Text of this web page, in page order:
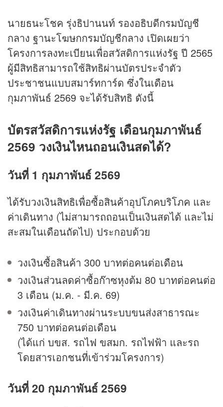
นายธนะโชค รุ่งธิปานนท์ รองอธิบดีกรมบัญชี
กลาง ฐานะโฆษกกรมบัญชีกลาง เปิดเผยว่า
โครงการลงทะเบียนเพื่อสวัสดิการแห่งรัฐ ปี 2565
ผู้มีสิทธิสามารถใช้สิทธิผ่านบัตรประจำตัว
ประชาชนแบบสมาร์ทการ์ด ซึ่งในเดือน
กุมภาพันธ์ 2569 จะได้รับสิทธิ ดังนี้
บัตรสวัสดิการแห่งรัฐ เดือนกุมภาพันธ์
2569 วงเงินไหนถอนเงินสดได้?
วันที่ 1 กุมภาพันธ์ 2569
ได้รับวงเงินสิทธิเพื่อซื้อสินค้าอุปโภคบริโภค และ
ค่าเดินทาง (ไม่สามารถถอนเป็นเงินสดได้ และไม่
สะสมในเดือนถัดไป) ประกอบด้วย
วงเงินซื้อสินค้า 300 บาทต่อคนต่อเดือน
วงเงินส่วนลดค่าซื้อก๊าซหุงต้ม 80 บาทต่อคนต่อ
3 เดือน (ม.ค. - มี.ค. 69)
วงเงินค่าเดินทางผ่านระบบขนส่งสาธารณะ
750 บาทต่อคนต่อเดือน
(ได้แก่ บขส. รถไฟ ขสมก. รถไฟฟ้า และรถ
โดยสารเอกชนที่เข้าร่วมโครงการ)
วันที่ 20 กุมภาพันธ์ 2569